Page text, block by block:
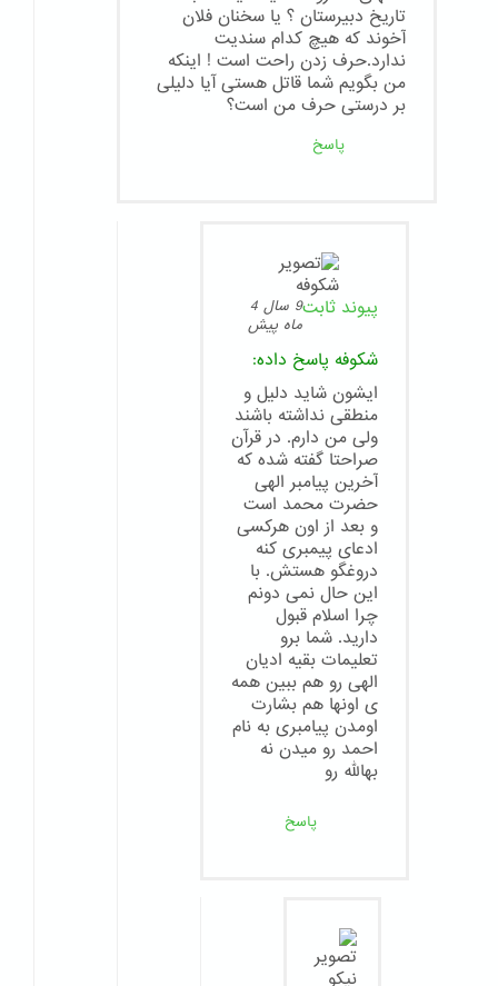
تاریخ دبیرستان ؟ یا سخنان فلان
آخوند که هیچ کدام سندیت
ندارد.حرف زدن راحت است ! اینکه
من بگویم شما قاتل هستی آیا دلیلی
بر درستی حرف من است؟
پاسخ
پیوند ثابت
9 سال 4
ماه پیش
شکوفه پاسخ داده:
ایشون شاید دلیل و
منطقی نداشته باشند
ولی من دارم. در قرآن
صراحتا گفته شده که
آخرین پیامبر الهی
حضرت محمد است
و بعد از اون هرکسی
ادعای پیمبری کنه
دروغگو هستش. با
این حال نمی دونم
چرا اسلام قبول
دارید. شما برو
تعلیمات بقیه ادیان
الهی رو هم ببین همه
ی اونها هم بشارت
اومدن پیامبری به نام
احمد رو میدن نه
بهالله رو
پاسخ